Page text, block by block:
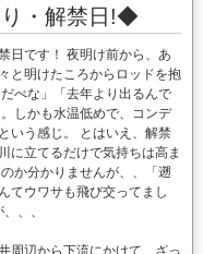
り・解禁日!◆
日です！ 夜明け前から、あ
と明けたころからロッドを抱
べな」「去年より出るんで
しかも水温低めで、コンデ
いう感じ。 とはいえ、解禁
に立てるだけで気持ちは高ま
か分かりませんが、、「遡
てウワサも飛び交ってまし
、、
周辺から下流にかけて、ざっ